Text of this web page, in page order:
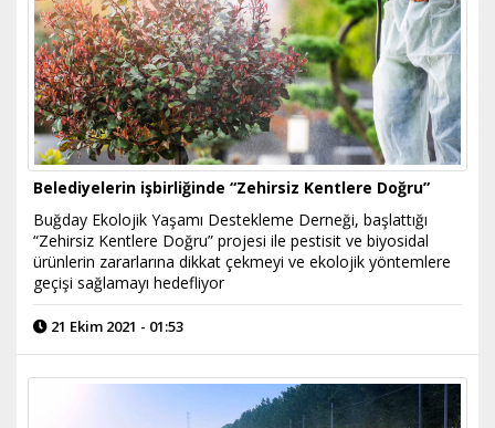
Belediyelerin işbirliğinde “Zehirsiz Kentlere Doğru”
Buğday Ekolojik Yaşamı Destekleme Derneği, başlattığı
“Zehirsiz Kentlere Doğru” projesi ile pestisit ve biyosidal
ürünlerin zararlarına dikkat çekmeyi ve ekolojik yöntemlere
geçişi sağlamayı hedefliyor
21 Ekim 2021 - 01:53